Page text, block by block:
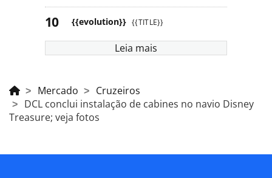
{{evolution}} {{TITLE}}
Leia mais
Mercado
Cruzeiros
DCL conclui instalação de cabines no navio Disney
Treasure; veja fotos